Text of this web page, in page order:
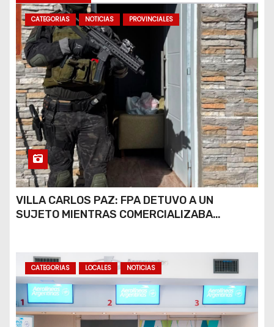
CATEGORIAS NOTICIAS PROVINCIALES
VILLA CARLOS PAZ: FPA DETUVO A UN
SUJETO MIENTRAS COMERCIALIZABA
CATEGORIAS LOCALES NOTICIAS